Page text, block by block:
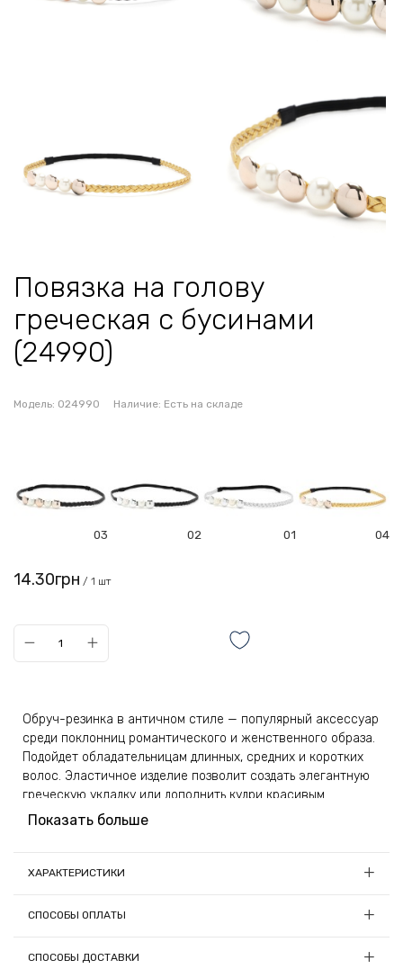
Повязка на голову
греческая с бусинами
(24990)
Модель: 024990 Наличие: Есть на складе
03 02 01 04
14.30грн / 1 шт
Обруч-резинка в античном стиле — популярный аксессуар
среди поклонниц романтического и женственного образа.
Подойдет обладательницам длинных, средних и коротких
волос. Эластичное изделие позволит создать элегантную
греческую укладку или дополнить кудри красивым
аксессуаром.
расположенными поверх большими бусами. Изделие
бусины с зеркальным и матовым покрытием красиво
Показать больше
ХАРАКТЕРИСТИКИ
Количество в упаковке, шт:
Цвет: Разноцветный
СПОСОБЫ ОПЛАТЫ
1) Онлайн оплата
СПОСОБЫ ДОСТАВКИ